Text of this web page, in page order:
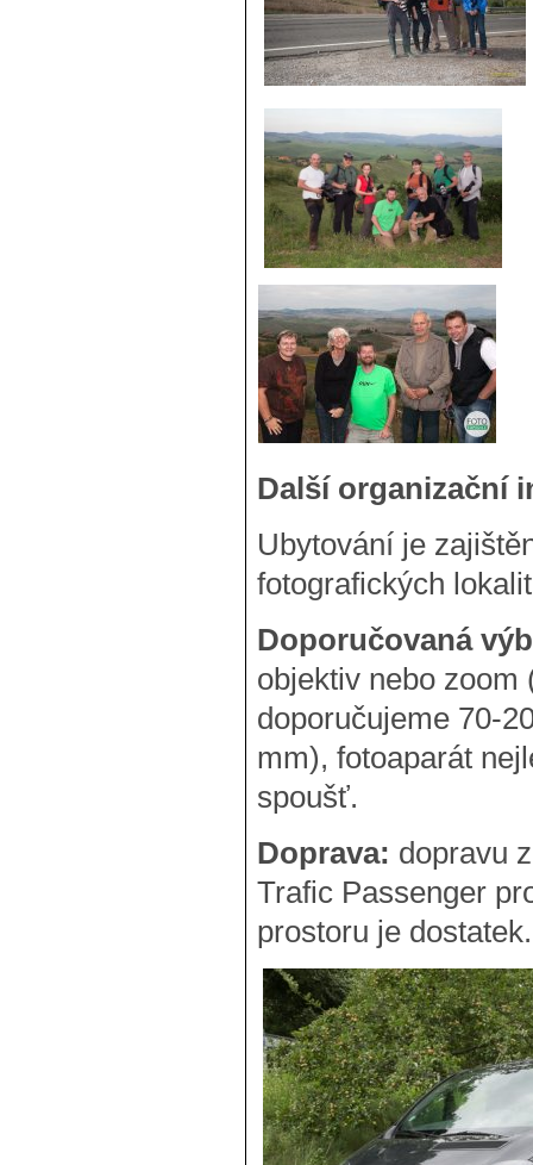
Další organizační
Ubytování je
fotografických
Doporučovaná
objektiv nebo zoom
doporučujeme 70-
mm), fotoaparát
spoušť.
Doprava: dopravu
Trafic Passenger
prostoru je dostatek.